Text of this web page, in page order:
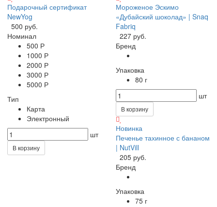
Подарочный сертификат
NewYog
500 руб.
Номинал
500 Р
1000 Р
2000 Р
3000 Р
5000 Р
Тип
Карта
Электронный
шт
В корзину
Мороженое Эскимо
«Дубайский шоколад» | Snaq
Fabriq
227 руб.
Бренд
Упаковка
80 г
шт
В корзину
Новинка
Печенье тахинное с бананом
| NutVill
205 руб.
Бренд
Упаковка
75 г